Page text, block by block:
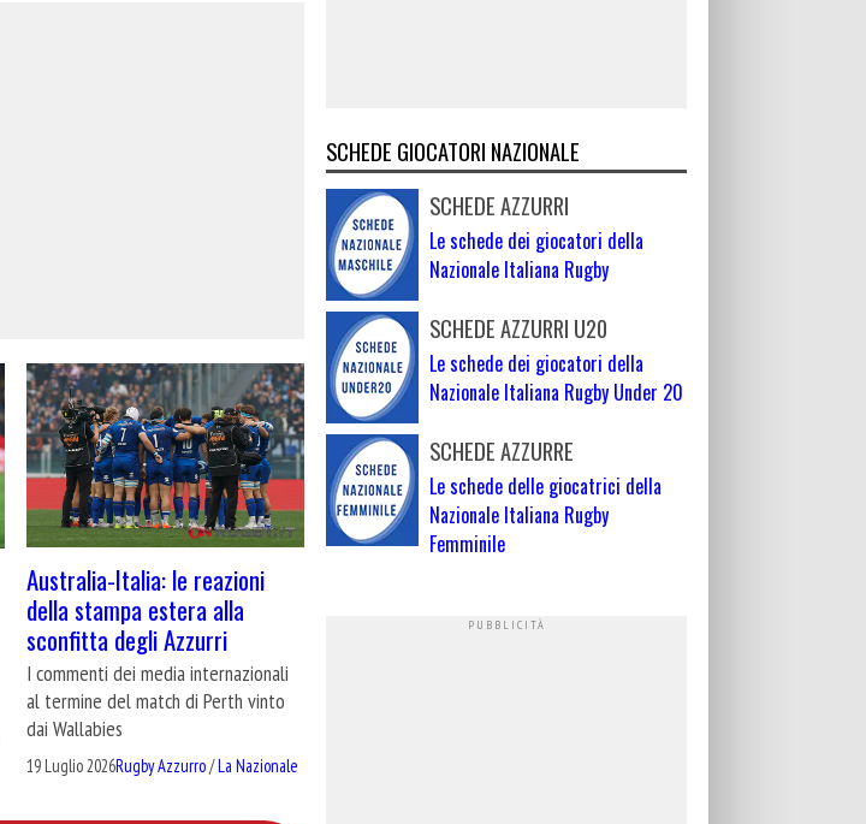
Australia-Italia: le reazioni
della stampa estera alla
sconfitta degli Azzurri
I commenti dei media internazionali
al termine del match di Perth vinto
dai Wallabies
19 Luglio 2026Rugby Azzurro/La Nazionale
SCHEDE GIOCATORI NAZIONALE
SCHEDE AZZURRI
Le schede dei giocatori della
Nazionale Italiana Rugby
SCHEDE AZZURRI U20
Le schede dei giocatori della
Nazionale Italiana Rugby Under 20
SCHEDE AZZURRE
Le schede delle giocatrici della
Nazionale Italiana Rugby
Femminile